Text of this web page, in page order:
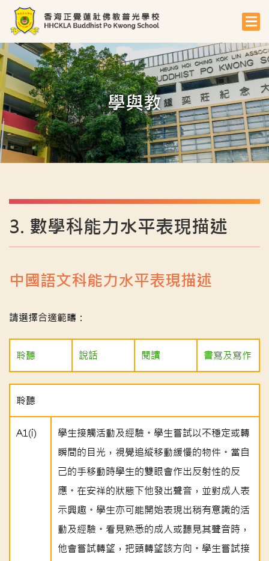
學與教
3. 數學科能力水平表現描述
中國語文科能力水平表現描述
請選擇合適範疇：
聆聽 說話 閱讀 書寫及寫作
聆聽
A1(i)
學生接觸活動及經驗。學生嘗試以不穩定或轉
瞬間的目光，視覺追縱移動緩慢的物件。當自
己的手移動時學生的雙眼會作出反射性的反
應。在安祥的狀態下他發出聲音，並對成人表
示興趣。學生亦可能開始表現出稍有意識的活
動及經驗。看見熟悉的成人或聽見其聲音時，
他會嘗試轉望，把頭轉望該方向。學生嘗試接